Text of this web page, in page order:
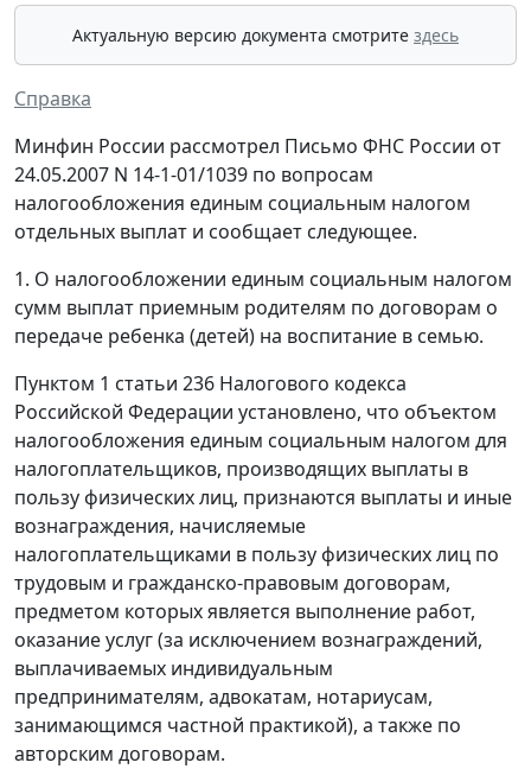
Актуальную версию документа смотрите здесь
Справка
Минфин России рассмотрел Письмо ФНС России от
24.05.2007 N 14-1-01/1039 по вопросам
налогообложения единым социальным налогом
отдельных выплат и сообщает следующее.
1. О налогообложении единым социальным налогом
сумм выплат приемным родителям по договорам о
передаче ребенка (детей) на воспитание в семью.
Пунктом 1 статьи 236 Налогового кодекса
Российской Федерации установлено, что объектом
налогообложения единым социальным налогом для
налогоплательщиков, производящих выплаты в
пользу физических лиц, признаются выплаты и иные
вознаграждения, начисляемые
налогоплательщиками в пользу физических лиц по
трудовым и гражданско-правовым договорам,
предметом которых является выполнение работ,
оказание услуг (за исключением вознаграждений,
выплачиваемых индивидуальным
предпринимателям, адвокатам, нотариусам,
занимающимся частной практикой), а также по
авторским договорам.